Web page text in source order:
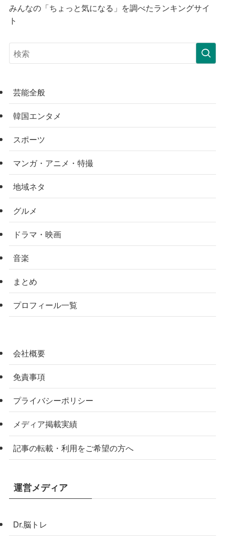
みんなの「ちょっと気になる」を調べたランキングサイ
ト
芸能全般
韓国エンタメ
スポーツ
マンガ・アニメ・特撮
地域ネタ
グルメ
ドラマ・映画
音楽
まとめ
プロフィール一覧
会社概要
免責事項
プライバシーポリシー
メディア掲載実績
記事の転載・利用をご希望の方へ
運営メディア
Dr.脳トレ